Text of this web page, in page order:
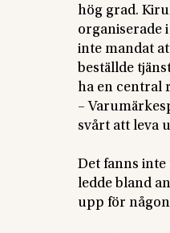
hög grad.
organiserade
inte mandat
beställde
ha en central
–
svårt att leva
Det fanns
ledde bland
upp för någon